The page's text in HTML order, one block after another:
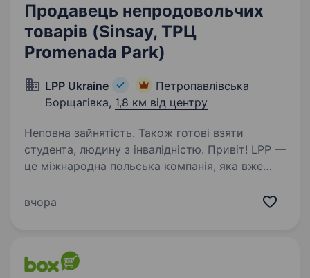
Продавець непродовольчих
товарів (Sinsay, ТРЦ
Promenada Park)
LPP Ukraine
Петропавлівська
Борщагівка, 1,8 км від центру
Неповна зайнятість. Також готові взяти
студента, людину з інвалідністю. Привіт! LPP —
це міжнародна польська компанія, яка вже
та роздрібної торгівлі. Наша компанія керує
вчора